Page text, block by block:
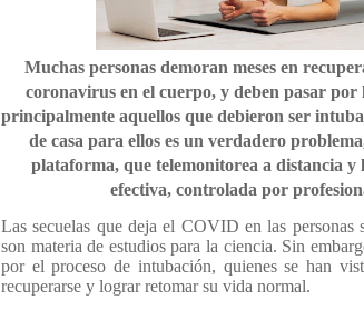
Muchas personas demoran meses en
coronavirus en el cuerpo, y deben pasar
principalmente aquellos que debieron ser
de casa para ellos es un verdadero
plataforma, que telemonitorea a distancia
efectiva, controlada por
Las secuelas que deja el COVID en las
son materia de estudios para la ciencia. Sin
por el proceso de intubación, quienes se han
recuperarse y lograr retomar su vida normal.